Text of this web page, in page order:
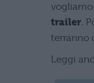
trailer.
terranno
Leggi